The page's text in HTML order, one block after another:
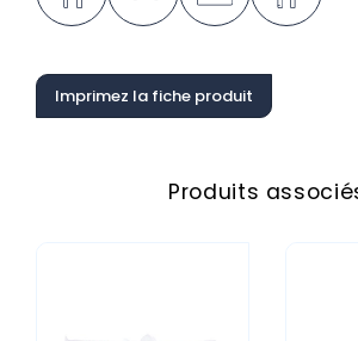
Imprimez la fiche produit
Produits